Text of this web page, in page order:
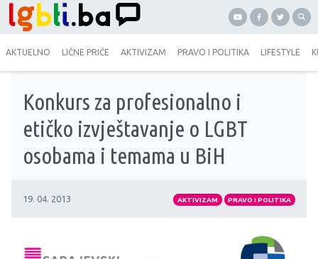
AKTUELNO LIČNE PRIČE AKTIVIZAM PRAVO I POLITIKA LIFESTYLE
Konkurs za profesionalno i
etičko izvještavanje o LGBT
osobama i temama u BiH
19. 04. 2013 AKTIVIZAM PRAVO I POLITIKA